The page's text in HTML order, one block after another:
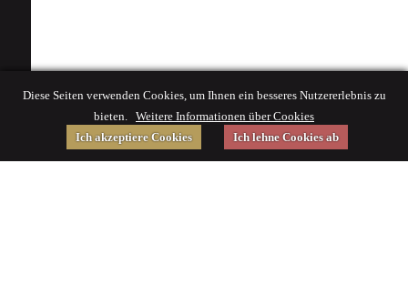
Diese Seiten verwenden Cookies, um Ihnen ein besseres Nutzererlebnis zu
bieten. Weitere Informationen über Cookies
Ich akzeptiere Cookies
Ich lehne Cookies ab